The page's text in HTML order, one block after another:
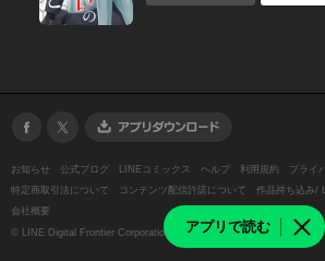
アプリで読む
お知らせ 公式ブログ LINEコミックス ヘルプ 利用規約
プライ
特定商取引法について
コンテンツ配信許諾について 作品持ち込み/
会社概要
© LINE Digital Frontier Corporation